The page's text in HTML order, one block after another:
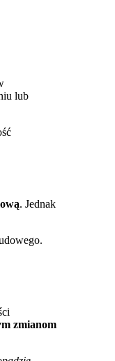
lub
. Jednak
zmianom